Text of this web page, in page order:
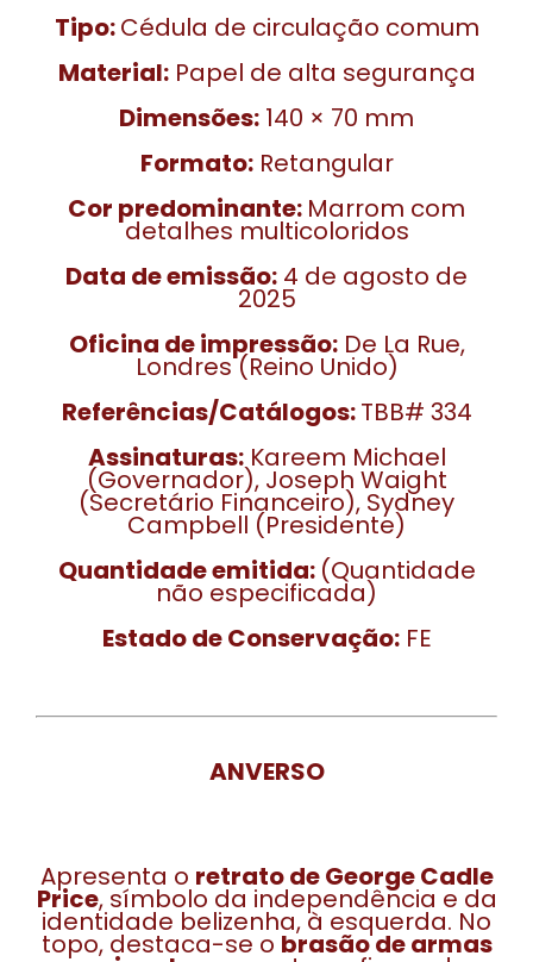
Tipo:Cédula de circulação comum
Material:Papel de alta segurança
Dimensões: 140 × 70 mm
Formato:Retangular
Cor predominante: Marrom com
detalhes multicoloridos
Data de emissão: 4 de agosto de
2025
Oficina de impressão:De La Rue,
Londres (Reino Unido)
Referências/Catálogos:TBB# 334
Assinaturas:Kareem Michael
(Governador), Joseph Waight
(Secretário Financeiro), Sydney
Campbell (Presidente)
Quantidade emitida: (Quantidade
não especificada)
Estado de Conservação:FE
ANVERSO
Apresenta o retrato de George Cadle
Price, símbolo da independência e da
identidade belizenha, à esquerda. No
topo, destaca-se o brasão de armas